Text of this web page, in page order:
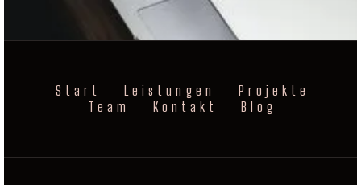
Start Leistungen
Projekte
Team
Kontakt Blog